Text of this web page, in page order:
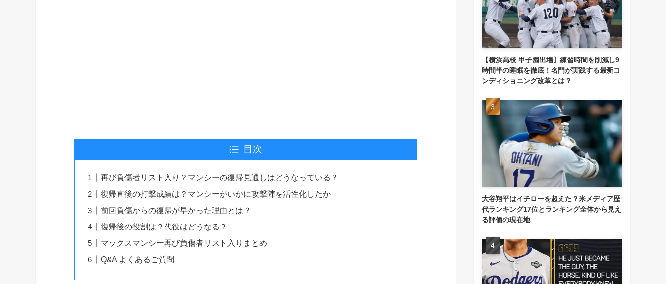
目次
再び負傷者リスト入り？マンシーの復帰見通しはどうなっている？
復帰直後の打撃成績は？マンシーがいかに攻撃陣を活性化したか
前回負傷からの復帰が早かった理由とは？
復帰後の役割は？代役はどうなる？
マックスマンシー再び負傷者リスト入りまとめ
Q&A よくあるご質問
【横浜高校 甲子園出場】練習時間を削減し9
時間半の睡眠を徹底！名門が実践する最新コ
ンディショニング改革とは？
大谷翔平はイチローを超えた？米メディア歴
代ランキング17位とランキング全体から見え
る評価の現在地